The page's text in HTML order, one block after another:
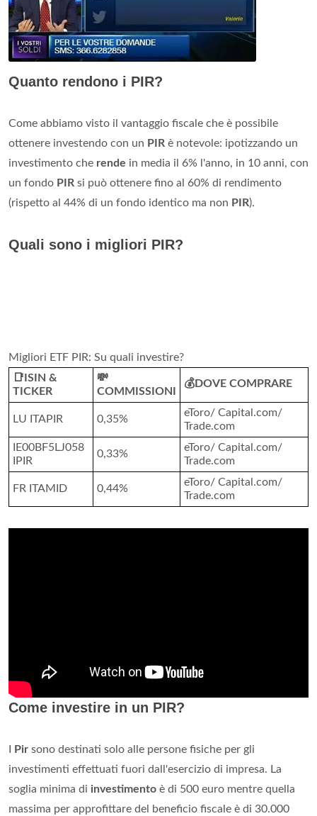
Quanto rendono i PIR?
Come abbiamo visto il vantaggio fiscale che è possibile
ottenere investendo con un PIR è notevole: ipotizzando un
investimento che rende in media il 6% l'anno, in 10 anni, con
un fondo PIR si può ottenere fino al 60% di rendimento
(rispetto al 44% di un fondo identico ma non PIR).
Quali sono i migliori PIR?
Migliori ETF PIR: Su quali investire?
📑ISIN &
TICKER
💸
COMMISSIONI
💰DOVE COMPRARE
LU ITAPIR 0,35%
eToro/ Capital.com/
Trade.com
IE00BF5LJ058
IPIR
0,33%
eToro/ Capital.com/
Trade.com
FR ITAMID 0,44%
eToro/ Capital.com/
Trade.com
Come investire in un PIR?
Pir sono destinati solo alle persone fisiche per gli
investimenti effettuati fuori dall'esercizio di impresa. La
soglia minima di investimento è di 500 euro mentre quella
massima per approfittare del beneficio fiscale è di 30.000